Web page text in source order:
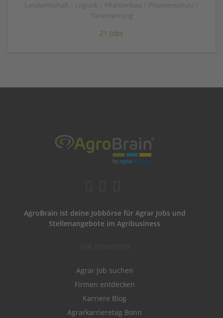
Landwirtschaft | Logistik | Pflanzenbau | Pflanzenschutz |
Tierernährung
21 Jobs
AgroBrain ist deine Jobbörse für Agrar Jobs und
Stellenangebote im Agribusiness
Agrar Job suchen
Firmen entdecken
Karriere Blog
Agrarkarrieretag Bonn